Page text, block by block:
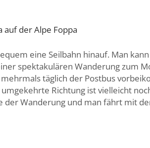
auf der Alpe Foppa
eine Seilbahn hinauf. Man
spektakulären Wanderung zum
mehrmals täglich der Postbus
Richtung ist vielleicht
der Wanderung und man fährt mit